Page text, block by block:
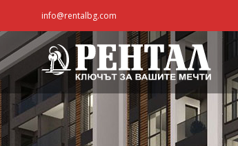
info@rentalbg.com